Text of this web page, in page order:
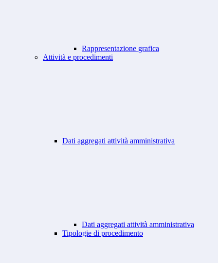
Rappresentazione grafica
Attività e procedimenti
Dati aggregati attività amministrativa
Dati aggregati attività amministrativa
Tipologie di procedimento